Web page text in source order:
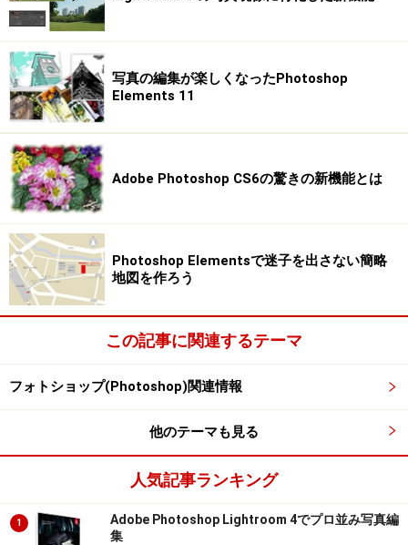
写真の編集が楽しくなったPhotoshop
Elements 11
Adobe Photoshop CS6の驚きの新機能とは
Photoshop Elementsで迷子を出さない簡略
地図を作ろう
この記事に関連するテーマ
フォトショップ(Photoshop)関連情報
他のテーマも見る
人気記事ランキング
1
Adobe Photoshop Lightroom 4でプロ並み写真編
集